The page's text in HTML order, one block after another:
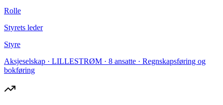
Rolle
Styrets leder
Styre
Aksjeselskap · LILLESTRØM · 8 ansatte · Regnskapsføring og
bokføring